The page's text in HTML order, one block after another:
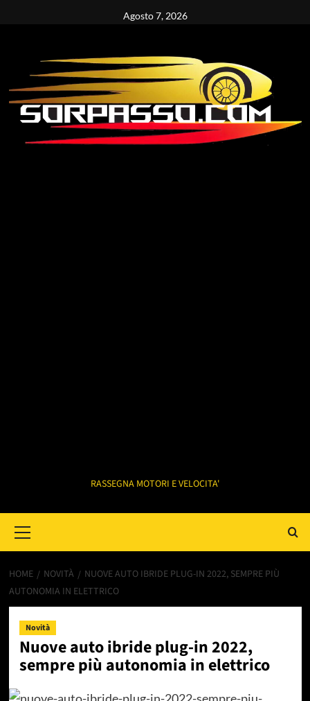
Agosto 7, 2026
RASSEGNA MOTORI E VELOCITA'
Menu
HOME NOVITÀ
NUOVE AUTO IBRIDE PLUG-IN 2022, SEMPRE PIÙ
AUTONOMIA IN ELETTRICO
Novità
Nuove auto ibride plug-in 2022,
sempre più autonomia in elettrico